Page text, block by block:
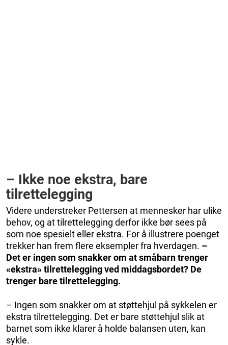
– Ikke noe ekstra, bare
tilrettelegging
Videre understreker Pettersen at mennesker har ulike
behov, og at tilrettelegging derfor ikke bør sees på
som noe spesielt eller ekstra. For å illustrere poenget
trekker han frem flere eksempler fra hverdagen. –
Det er ingen som snakker om at småbarn trenger
«ekstra» tilrettelegging ved middagsbordet? De
trenger bare tilrettelegging.
– Ingen som snakker om at støttehjul på sykkelen er
ekstra tilrettelegging. Det er bare støttehjul slik at
barnet som ikke klarer å holde balansen uten, kan
sykle.